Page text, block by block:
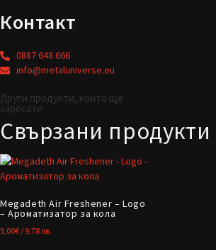
Контакт
0887 648 666
info@metaluniverse.eu
Други продукти, които ще
харесате
Свързани продукти
Megadeth Air Freshener – Logo
– Ароматизатор за кола
5,00€ / 9,78 лв.